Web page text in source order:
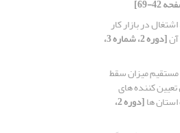
در بازار کار
[دوره 2، شماره 3،
مستقیم میزان سقط
کننده های
ها [دوره 2،